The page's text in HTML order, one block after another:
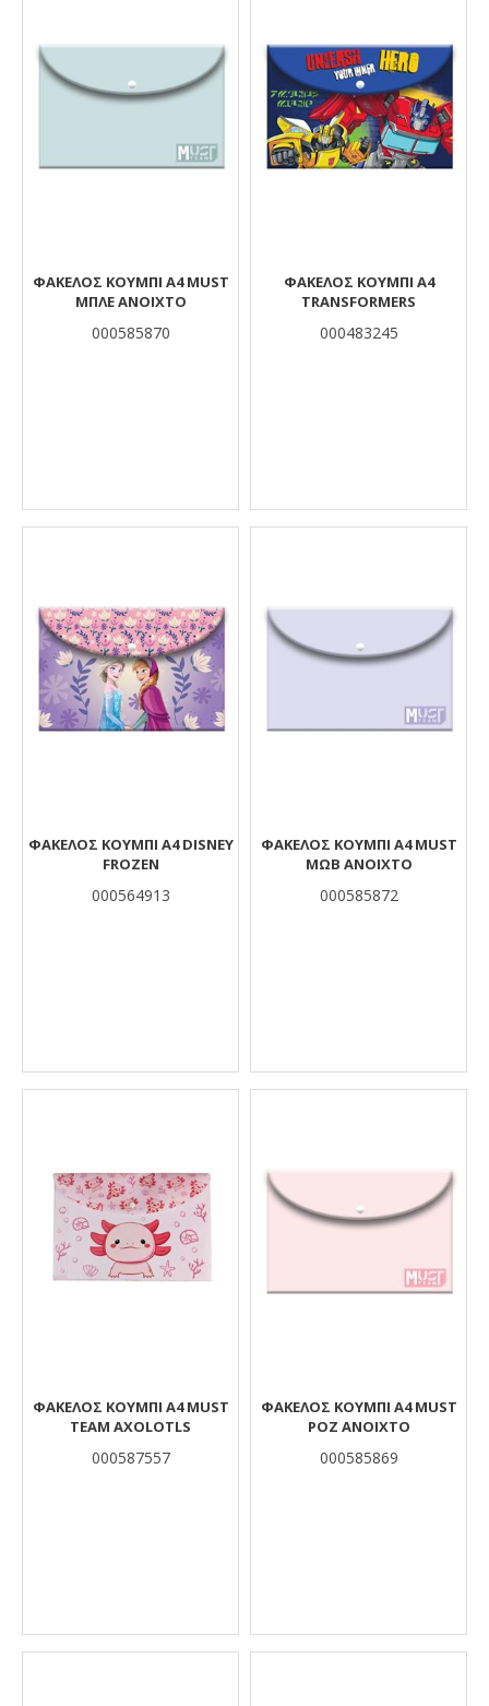
ΦΆΚΕΛΟΣ ΚΟΥΜΠΊ Α4 MUST
ΜΠΛΕ ΑΝΟΙΧΤΌ
000585870
ΦΑΚΕΛΟΣ ΚΟΥΜΠΙ Α4
TRANSFORMERS
000483245
ΦΆΚΕΛΟΣ ΚΟΥΜΠΊ Α4 DISNEY
FROZEN
000564913
ΦΆΚΕΛΟΣ ΚΟΥΜΠΊ Α4 MUST
ΜΩΒ ΑΝΟΙΧΤΌ
000585872
ΦΑΚΕΛΟΣ ΚΟΥΜΠΙ Α4 MUST
TEAM AXOLOTLS
000587557
ΦΆΚΕΛΟΣ ΚΟΥΜΠΊ Α4 MUST
ΡΟΖ ΑΝΟΙΧΤΌ
000585869